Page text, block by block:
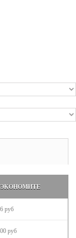
руб
руб